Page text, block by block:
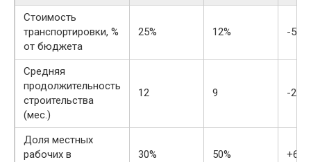
Стоимость
транспортировки, %
от бюджета
25% 12% -52%
Средняя
продолжительность
строительства
(мес.)
12 9 -25%
Доля местных
рабочих в
30% 50% +66%